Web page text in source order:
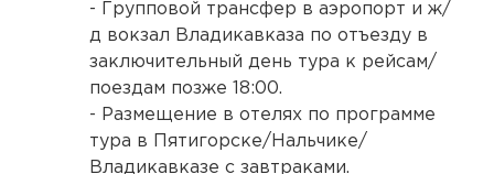
- Групповой трансфер в аэропорт и ж/
д вокзал Владикавказа по отъезду в
заключительный день тура к рейсам/
поездам позже 18:00.
- Размещение в отелях по программе
тура в Пятигорске/Нальчике/
Владикавказе с завтраками.